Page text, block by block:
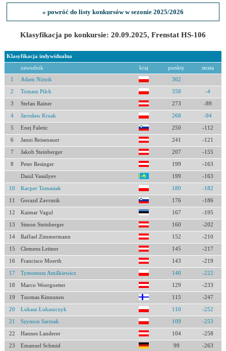
« powróć do listy konkursów w sezonie 2025/2026
Klasyfikacja po konkursie: 20.09.2025, Frenstat HS-106
Klasyfikacja indywidualna
zawodnik kraj punkty strata
1 Adam Niżnik 362
2 Tomasz Pilch 358 -4
3 Stefan Rainer 273 -89
4 Jarosław Krzak 268 -94
5 Enej Faletic 250 -112
6 Janni Reisenauer 241 -121
7 Jakob Steinberger 207 -155
8 Peter Resinger 199 -163
Danil Vassilyev 199 -163
10 Kacper Tomasiak 180 -182
11 Gorazd Zavrsnik 176 -186
12 Kaimar Vagul 167 -195
13 Simon Steinberger 160 -202
14 Raffael Zimmermann 152 -210
15 Clemens Leitner 145 -217
16 Francisco Moerth 143 -219
17 Tymoteusz Amilkiewicz 140 -222
18 Marco Woergoetter 129 -233
19 Tuomas Kinnunen 115 -247
20 Łukasz Łukaszczyk 110 -252
21 Szymon Sarniak 109 -253
22 Hannes Landerer 104 -258
23 Emanuel Schmid 99 -263